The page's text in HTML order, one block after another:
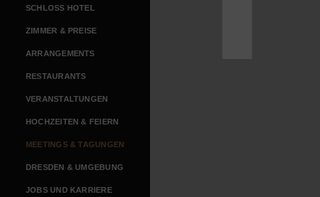
SCHLOSS HOTEL
ZIMMER & PREISE
ARRANGEMENTS
RESTAURANTS
VERANSTALTUNGEN
HOCHZEITEN & FEIERN
MEETINGS & TAGUNGEN
DRESDEN & UMGEBUNG
JOBS UND KARRIERE